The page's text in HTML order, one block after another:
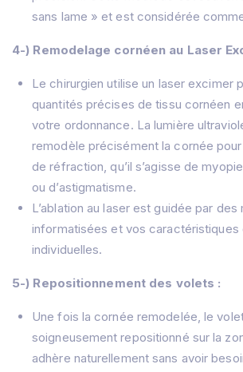
sans lame » et est considérée
4-) Remodelage cornéen au Laser
Le chirurgien utilise un laser excimer
quantités précises de tissu cornéen
votre ordonnance. La lumière
remodèle précisément la cornée pour
de réfraction, qu’il s’agisse de
ou d’astigmatisme.
L’ablation au laser est guidée par des
informatisées et vos caractéristiques
individuelles.
5-) Repositionnement des volets :
Une fois la cornée remodelée, le
soigneusement repositionné sur la
adhère naturellement sans avoir